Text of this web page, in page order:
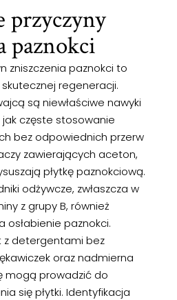
przyczyny
paznokci
zniszczenia paznokci to
regeneracji.
są niewłaściwe nawyki
częste stosowanie
bez odpowiednich przerw
zawierających aceton,
płytkę paznokciową.
odżywcze, zwłaszcza w
z grupy B, również
osłabienie paznokci.
z detergentami bez
oraz nadmierna
mogą prowadzić do
się płytki. Identyfikacja